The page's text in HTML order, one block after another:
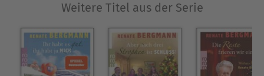
Weitere Titel aus der Serie